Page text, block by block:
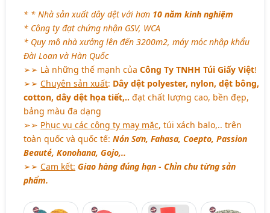
* * Nhà sản xuất dây dệt với hơn 10 năm kinh nghiệm
* Công ty đạt chứng nhận GSV, WCA
* Quy mô nhà xưởng lên đến 3200m2, máy móc nhập khẩu
Đài Loan và Hàn Quốc
➢➢ Là những thế mạnh củaCông Ty TNHH Túi Giấy Việt!
➢➢Chuyên sản xuất: Dây dệt polyester, nylon, dệt bông,
cotton, dây dệt họa tiết,.. đạt chất lượng cao, bền đẹp,
bảng màu đa dạng
➢➢ Phục vụ các công ty may mặc, túi xách balo,.. trên
toàn quốc và quốc tế:Nón Sơn, Fahasa, Coepto, Passion
Beauté, Konohana, Gojo,..
➢➢Cam kết: Giao hàng đúng hạn - Chỉn chu từng sản
phẩm.